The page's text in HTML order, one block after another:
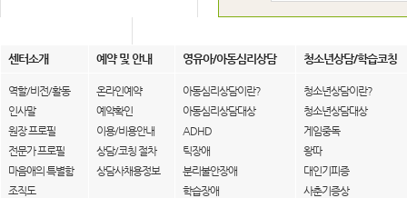
센터소개 예약 및 안내 영유아/아동심리상담 청소년상담/학습코칭
역할/비전/활동
인사말
원장 프로필
전문가 프로필
마음애의 특별함
조직도
온라인예약
예약확인
이용/비용안내
상담/코칭 절차
상담사채용정보
아동심리상담이란?
아동심리상담대상
ADHD
틱장애
분리불안장애
학습장애
청소년상담이란?
청소년상담대상
게임중독
왕따
대인기피증
사춘기증상